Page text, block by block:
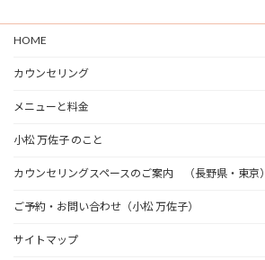
ー
カ
ブ
HOME
カウンセリング
メニューと料金
小松 万佐子 のこと
カウンセリングスペースのご案内 （長野県・東京）
ご予約・お問い合わせ（小松 万佐子）
サイトマップ